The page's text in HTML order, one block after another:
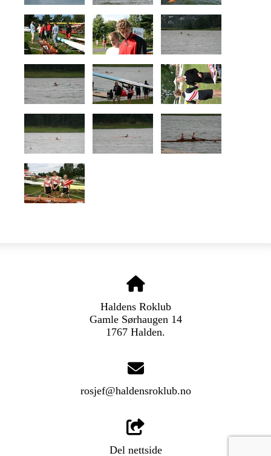
Haldens Roklub
Gamle Sørhaugen 14
1767 Halden.
rosjef@haldensroklub.no
Del nettside